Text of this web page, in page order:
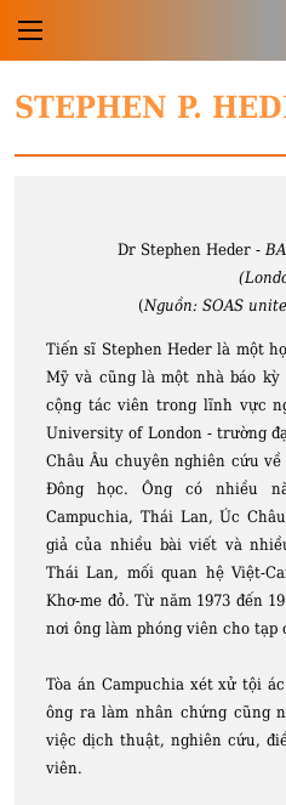
STEPHEN P.
Dr Stephen Heder -
(Nguồn: SOAS
Tiến sĩ Stephen Heder là một
Mỹ và cũng là một nhà báo
cộng tác viên trong lĩnh vực
University of London - trường
Châu Âu chuyên nghiên cứu
Đông học. Ông có nhiều
Campuchia, Thái Lan, Úc
giả của nhiều bài viết và
Thái Lan, mối quan hệ Việt-
Khơ-me đỏ. Từ năm 1973 đến
nơi ông làm phóng viên cho tạp
Tòa án Campuchia xét xử tội
ông ra làm nhân chứng cũng
việc dịch thuật, nghiên cứu,
viên.